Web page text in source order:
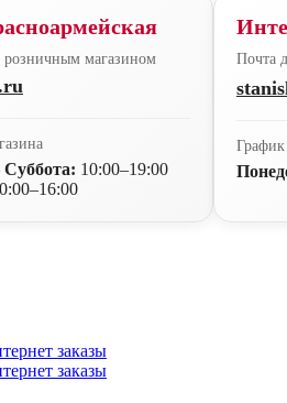
розничным магазином
10:00–19:00
Почта
График
заказы
заказы